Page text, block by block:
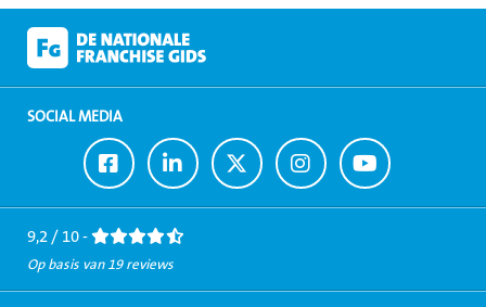
SOCIAL MEDIA
Ga
naar
Facebook
Ga
naar
LinkedIn
Ga
naar
Twitter
Ga
naar
Instagram
Ga
naar
Youtube
9,2 / 10 -
Op basis van 19 reviews